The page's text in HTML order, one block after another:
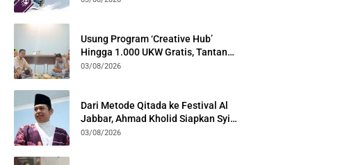
Usung Program ‘Creative Hub’
Hingga 1.000 UKW Gratis, Tantan
Sulthon Paparkan Visi PWI Jabar di
03/08/2026
Dari Metode Qitada ke Festival Al
Jabbar, Ahmad Kholid Siapkan Syiar
Al-Qur’an Lewat Nada
03/08/2026